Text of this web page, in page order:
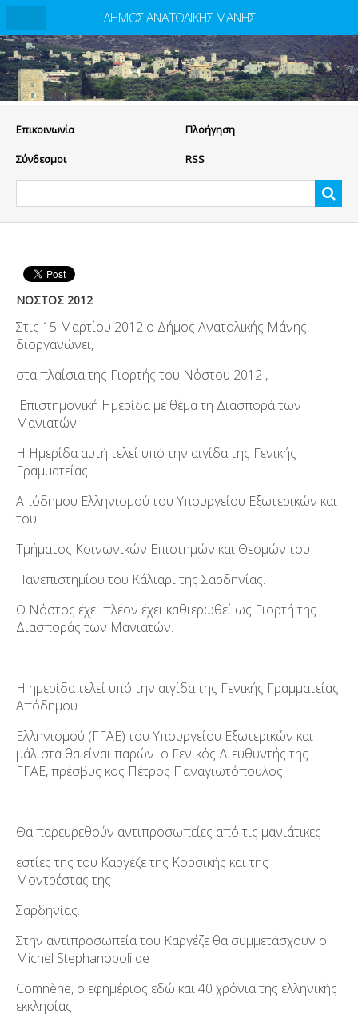
Eπικοινωνία Πλοήγηση
Σύνδεσμοι RSS
ΝΟΣΤΟΣ 2012
Στις 15 Μαρτίου 2012 ο Δήμος Ανατολικής Μάνης
διοργανώνει,
στα πλαίσια της Γιορτής του Νόστου 2012 ,
Επιστημονική Ημερίδα με θέμα τη Διασπορά των
Μανιατών.
Η Ημερίδα αυτή τελεί υπό την αιγίδα της Γενικής
Γραμματείας
Απόδημου Ελληνισμού του Υπουργείου Εξωτερικών και
του
Τμήματος Κοινωνικών Επιστημών και Θεσμών του
Πανεπιστημίου του Κάλιαρι της Σαρδηνίας.
Ο Νόστος έχει πλέον έχει καθιερωθεί ως Γιορτή της
Διασποράς των Μανιατών.
Η ημερίδα τελεί υπό την αιγίδα της Γενικής Γραμματείας
Απόδημου
Ελληνισμού (ΓΓΑΕ) του Υπουργείου Εξωτερικών και
μάλιστα θα είναι παρών ο Γενικός Διευθυντής της
ΓΓΑΕ, πρέσβυς κος Πέτρος Παναγιωτόπουλος.
Θα παρευρεθούν αντιπροσωπείες από τις μανιάτικες
εστίες της του Καργέζε της Κορσικής και της
Μοντρέστας της
Σαρδηνίας.
Στην αντιπροσωπεία του Καργέζε θα συμμετάσχουν ο
Michel Stephanopoli de
Comnène, ο εφημέριος εδώ και 40 χρόνια της ελληνικής
εκκλησίας
ΔΗΜΟΣ ΑΝΑΤΟΛΙΚΗΣ ΜΑΝΗΣ